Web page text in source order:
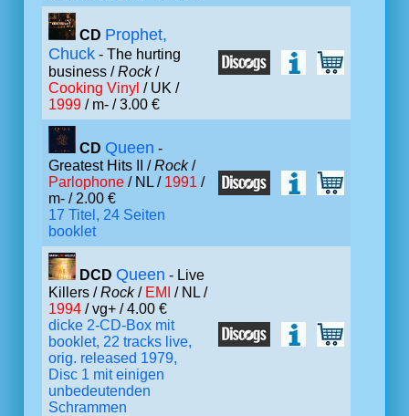
CD Prophet,
Chuck - The hurting
business /Rock/
Cooking Vinyl / UK /
1999 / m- / 3.00 €
CD Queen -
Greatest Hits II /Rock/
Parlophone / NL / 1991 /
m- / 2.00 €
17 Titel, 24 Seiten
booklet
DCD Queen - Live
Killers /Rock/ EMI / NL /
1994 / vg+ / 4.00 €
dicke 2-CD-Box mit
booklet, 22 tracks live,
orig. released 1979,
Disc 1 mit einigen
unbedeutenden
Schrammen